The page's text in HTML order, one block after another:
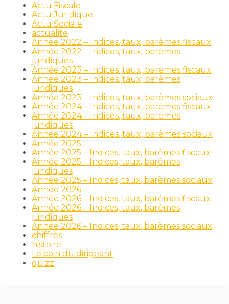
Actu Fiscale
Actu Juridique
Actu Sociale
actualite
Année 2022 – Indices, taux, barèmes fiscaux
Année 2022 – Indices, taux, barèmes
juridiques
Année 2023 – Indices, taux, barèmes fiscaux
Année 2023 – Indices, taux, barèmes
juridiques
Année 2023 – Indices, taux, barèmes sociaux
Année 2024 – Indices, taux, barèmes fiscaux
Année 2024 – Indices, taux, barèmes
juridiques
Année 2024 – Indices, taux, barèmes sociaux
Année 2025 –
Année 2025 – Indices, taux, barèmes fiscaux
Année 2025 – Indices, taux, barèmes
juridiques
Année 2025 – Indices, taux, barèmes sociaux
Année 2026 –
Année 2026 – Indices, taux, barèmes fiscaux
Année 2026 – Indices, taux, barèmes
juridiques
Année 2026 – Indices, taux, barèmes sociaux
chiffres
histoire
Le coin du dirigeant
quizz